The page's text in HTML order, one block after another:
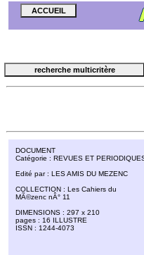
DOCUMENT
Catégorie : REVUES ET
Edité par : LES AMIS DU MEZENC
COLLECTION : Les Cahiers du
MÃ©zenc nÂ° 11
DIMENSIONS : 297 x 210
pages : 16 ILLUSTRE
ISSN : 1244-4073